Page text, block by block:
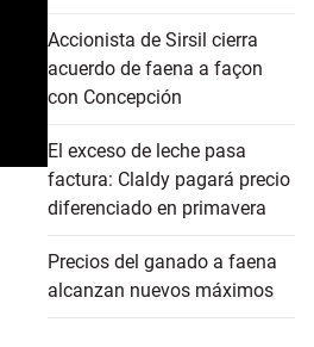
Accionista de Sirsil cierra
acuerdo de faena a façon
con Concepción
El exceso de leche pasa
factura: Claldy pagará precio
diferenciado en primavera
Precios del ganado a faena
alcanzan nuevos máximos